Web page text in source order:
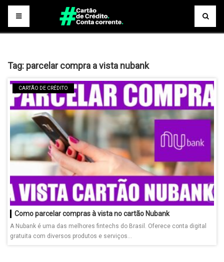
Tag: parcelar compra a vista nubank
CARTÃO DE CRÉDITO
Como parcelar compras à vista no cartão Nubank
A Nubank é uma das melhores fintechs do Brasil. Oferece conta digital
gratuita com diversos produtos e serviços...